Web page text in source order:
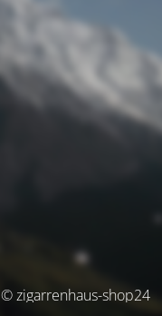
© zigarrenhaus-shop24